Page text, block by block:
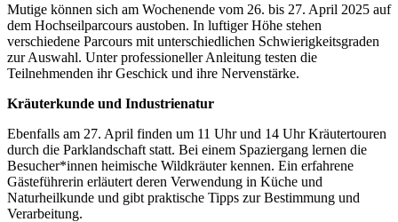
Mutige können sich am Wochenende vom 26. bis 27. April 2025 auf
dem Hochseilparcours austoben. In luftiger Höhe stehen
verschiedene Parcours mit unterschiedlichen Schwierigkeitsgraden
zur Auswahl. Unter professioneller Anleitung testen die
Teilnehmenden ihr Geschick und ihre Nervenstärke.
Kräuterkunde und Industrienatur
Ebenfalls am 27. April finden um 11 Uhr und 14 Uhr Kräutertouren
durch die Parklandschaft statt. Bei einem Spaziergang lernen die
Besucher*innen heimische Wildkräuter kennen. Ein erfahrene
Gästeführerin erläutert deren Verwendung in Küche und
Naturheilkunde und gibt praktische Tipps zur Bestimmung und
Verarbeitung.